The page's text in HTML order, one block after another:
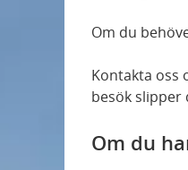
Om du
Kontakta oss
besök slipper
Om du